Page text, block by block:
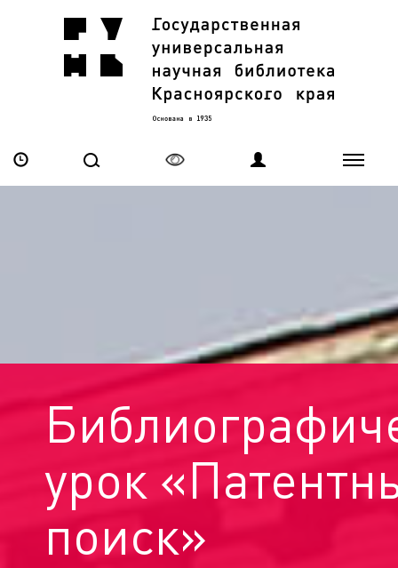
урок
поиск»